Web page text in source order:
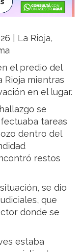
| La Rioja,
el predio del
Rioja mientras
en el lugar.
se
tareas
dentro del
restos
se dio
que
donde se
estaba